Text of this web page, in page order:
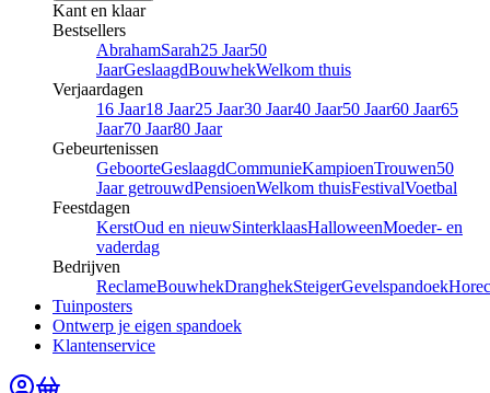
Kant en klaar
Bestsellers
AbrahamSarah25 Jaar50
JaarGeslaagdBouwhekWelkom thuis
Verjaardagen
16 Jaar18 Jaar25 Jaar30 Jaar40 Jaar50 Jaar60 Jaar65
Jaar70 Jaar80 Jaar
Gebeurtenissen
GeboorteGeslaagdCommunieKampioenTrouwen50
Jaar getrouwdPensioenWelkom thuisFestivalVoetbal
Feestdagen
KerstOud en nieuwSinterklaasHalloweenMoeder- en
vaderdag
Bedrijven
ReclameBouwhekDranghekSteigerGevelspandoek
Tuinposters
Ontwerp je eigen spandoek
Klantenservice